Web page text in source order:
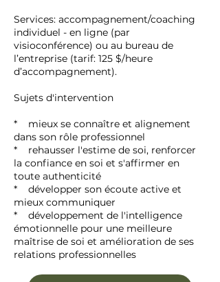
Services: accompagnement/coaching
individuel - en ligne (par
visioconférence) ou au bureau de
l’entreprise (tarif: 125 $/heure
d’accompagnement).
Sujets d'intervention
* mieux se connaître et alignement
dans son rôle professionnel
* rehausser l'estime de soi, renforcer
la confiance en soi et s'affirmer en
toute authenticité
* développer son écoute active et
mieux communiquer
* développement de l'intelligence
émotionnelle pour une meilleure
maîtrise de soi et amélioration de ses
relations professionnelles